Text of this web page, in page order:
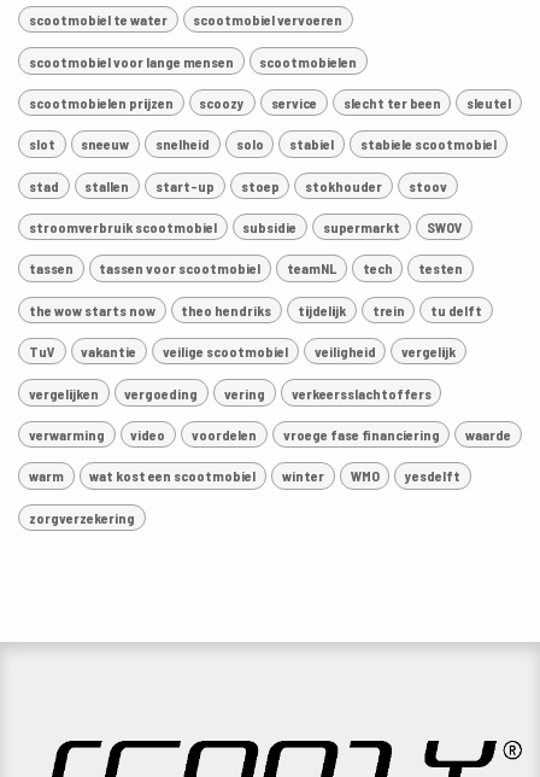
scootmobiel te water scootmobiel vervoeren
scootmobiel voor lange mensen scootmobielen
scootmobielen prijzen scoozy service slecht ter been sleutel
slot sneeuw snelheid solo stabiel stabiele scootmobiel
stad stallen start-up stoep stokhouder stoov
stroomverbruik scootmobiel subsidie supermarkt SWOV
tassen tassen voor scootmobiel teamNL tech testen
the wow starts now theo hendriks tijdelijk trein tu delft
TuV vakantie veilige scootmobiel veiligheid vergelijk
vergelijken vergoeding vering verkeersslachtoffers
verwarming video voordelen vroege fase financiering waarde
warm wat kost een scootmobiel winter WMO yesdelft
zorgverzekering